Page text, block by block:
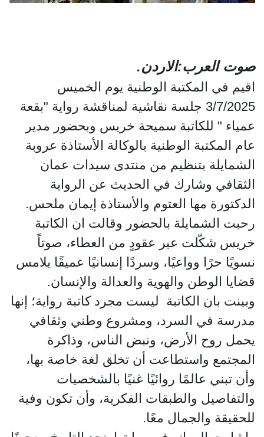
صوت العرب:الاردن.
اقيم في المكتبة الوطنية يوم الخميس
3/7/2025 جلسة نقاشية لمناقشة رواية "بقعة
عمياء " للكاتبة سميحة خريس وبحضور مدير
عام المكتبة الوطنية بالوكالة الأستاذة عروبة
الشمايلة بتنظيم من منتدى سيدات عمان
الثقافي وشارك في الحديث عن الرواية
الدكتورة مها العتوم والأستاذة إيمان ملحس.
رحبت الشمايلة بالحضور وقالت ان الكاتبة
خريس شكّلت عبر عقودٍ من العطاء، صوتاً
نسويًا حرًا وواعيًا، وسردًا إنسانيًا عميقًا يلامس
قضايا الوطن والهوية والعدالة والإنسان.
وبينت بان الكاتبة ليست مجرد كاتبة رواية؛ إنها
مدرسة في السرد، ومشروع وطني وثقافي
يحمل روح الأرض، ونبض الناس، وذاكرة
المجتمع واستطاعت أن تخلق لغة خاصة بها،
وأن تبني عالمًا روائيًا غنيًا بالشخصيات
والتفاصيل والطبقات الفكرية، وأن تكون وفية
للحقيقة والجمال معًا.